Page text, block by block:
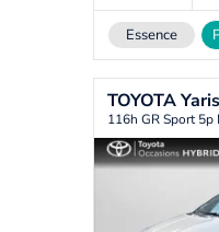
Essence
TOYOTAYaris
116h GR Sport 5p